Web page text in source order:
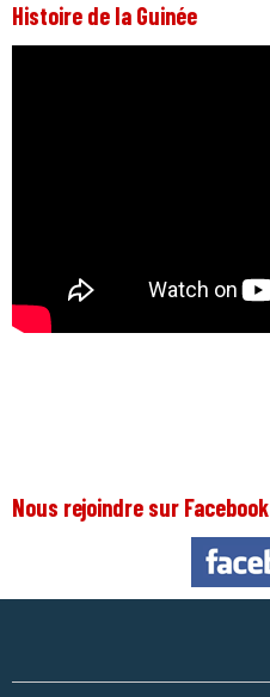
Histoire de la Guinée
Nous rejoindre sur Facebook